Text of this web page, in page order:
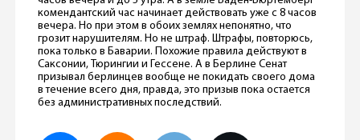
комендантский час начинает действовать уже с 8 часов
вечера. Но при этом в обоих землях непонятно, что
грозит нарушителям. Но не штраф. Штрафы, повторюсь,
пока только в Баварии. Похожие правила действуют в
Саксонии, Тюрингии и Гессене. А в Берлине Сенат
призывал берлинцев вообще не покидать своего дома
в течение всего дня, правда, это призыв пока остается
без административных последствий.